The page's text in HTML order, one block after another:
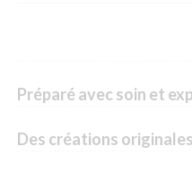
Préparé avec soin et
Des créations